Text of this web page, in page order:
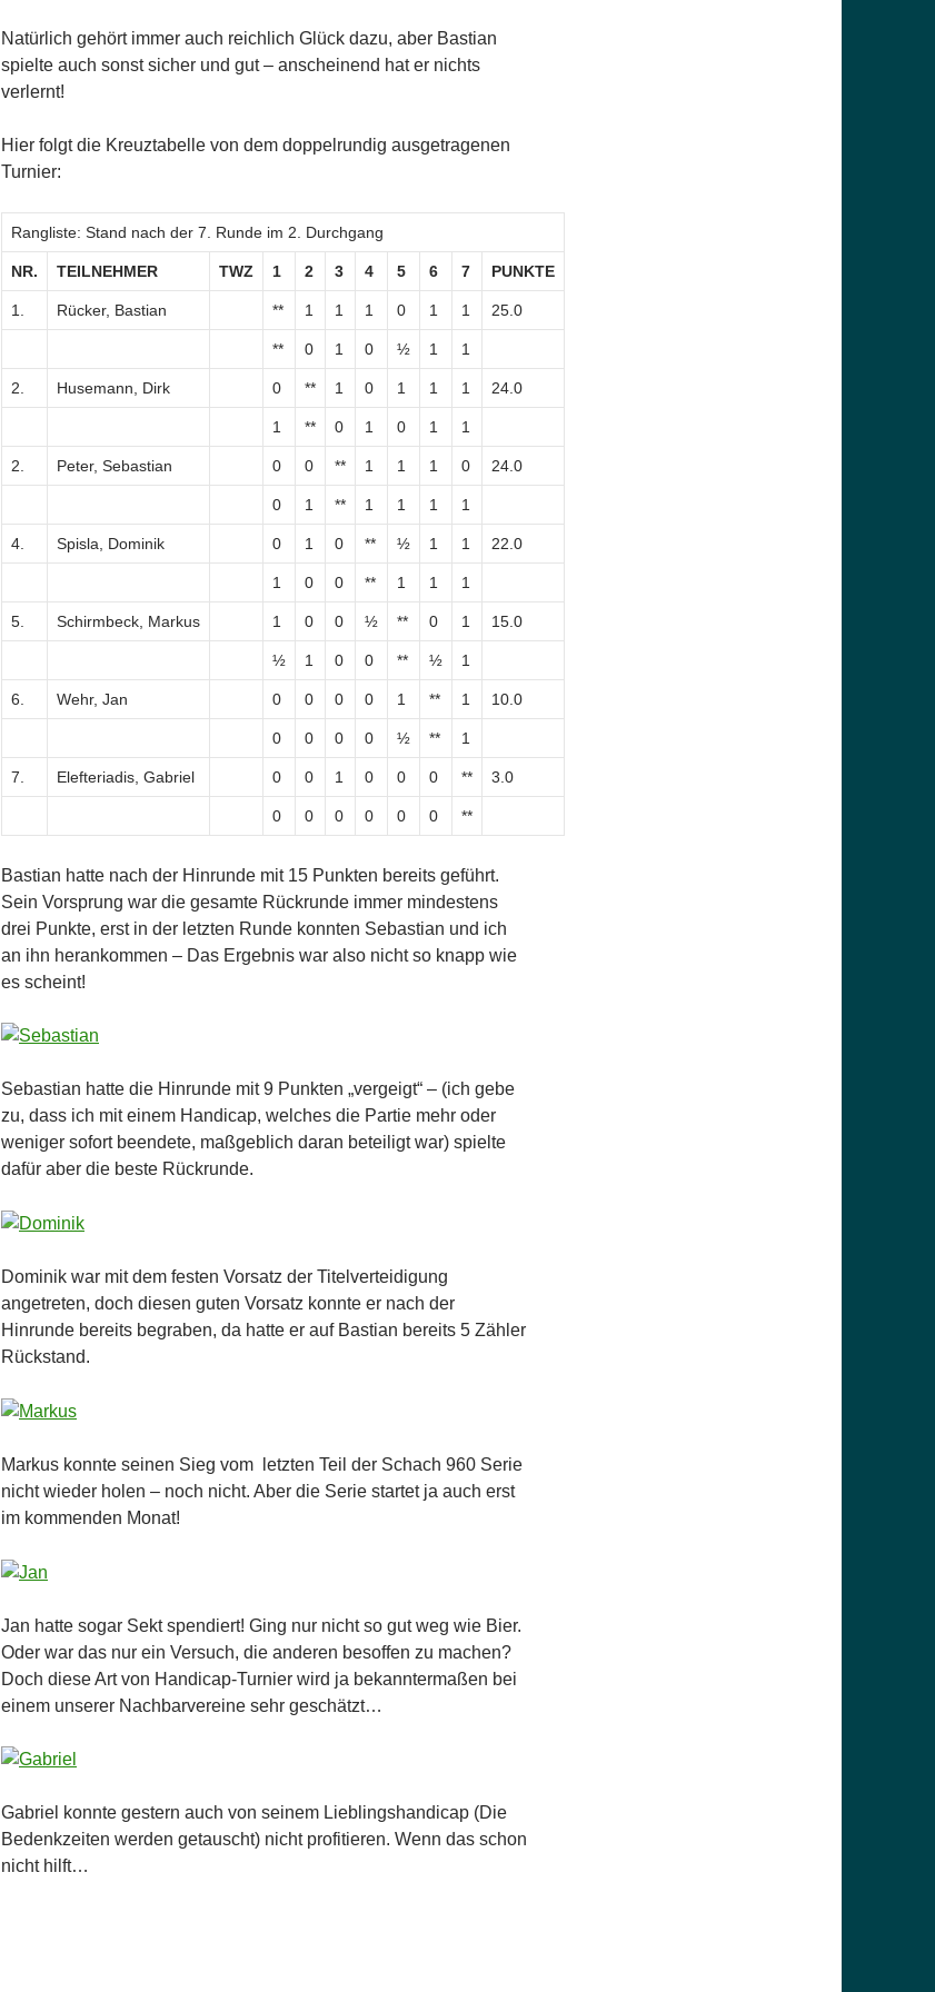
Natürlich gehört immer auch reichlich Glück dazu, aber Bastian
spielte auch sonst sicher und gut – anscheinend hat er nichts
verlernt!
Hier folgt die Kreuztabelle von dem doppelrundig ausgetragenen
Turnier:
Rangliste: Stand nach der 7. Runde im 2. Durchgang
NR. TEILNEHMER TWZ 1 2 3 4 5 6 7 PUNKTE
1. Rücker, Bastian ** 1 1 1 0 1 1 25.0
** 0 1 0 ½ 1 1
2. Husemann, Dirk 0 ** 1 0 1 1 1 24.0
1 ** 0 1 0 1 1
2. Peter, Sebastian 0 0 ** 1 1 1 0 24.0
0 1 ** 1 1 1 1
4. Spisla, Dominik 0 1 0 ** ½ 1 1 22.0
1 0 0 ** 1 1 1
5. Schirmbeck, Markus 1 0 0 ½ ** 0 1 15.0
½ 1 0 0 ** ½ 1
6. Wehr, Jan 0 0 0 0 1 ** 1 10.0
0 0 0 0 ½ ** 1
7. Elefteriadis, Gabriel 0 0 1 0 0 0 ** 3.0
0 0 0 0 0 0 **
Bastian hatte nach der Hinrunde mit 15 Punkten bereits geführt.
Sein Vorsprung war die gesamte Rückrunde immer mindestens
drei Punkte, erst in der letzten Runde konnten Sebastian und ich
an ihn herankommen – Das Ergebnis war also nicht so knapp wie
es scheint!
Sebastian hatte die Hinrunde mit 9 Punkten „vergeigt“ – (ich gebe
zu, dass ich mit einem Handicap, welches die Partie mehr oder
weniger sofort beendete, maßgeblich daran beteiligt war) spielte
dafür aber die beste Rückrunde.
Dominik war mit dem festen Vorsatz der Titelverteidigung
angetreten, doch diesen guten Vorsatz konnte er nach der
Hinrunde bereits begraben, da hatte er auf Bastian bereits 5 Zähler
Rückstand.
Markus konnte seinen Sieg vom letzten Teil der Schach 960 Serie
nicht wieder holen – noch nicht. Aber die Serie startet ja auch erst
im kommenden Monat!
Jan hatte sogar Sekt spendiert! Ging nur nicht so gut weg wie Bier.
Oder war das nur ein Versuch, die anderen besoffen zu machen?
Doch diese Art von Handicap-Turnier wird ja bekanntermaßen bei
einem unserer Nachbarvereine sehr geschätzt…
Gabriel konnte gestern auch von seinem Lieblingshandicap (Die
Bedenkzeiten werden getauscht) nicht profitieren. Wenn das schon
nicht hilft…